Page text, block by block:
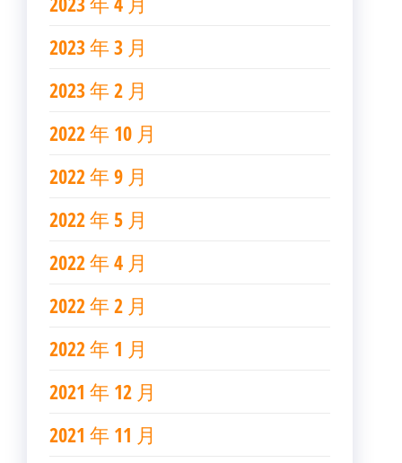
2023 年 3 月
2023 年 2 月
2022 年 10 月
2022 年 9 月
2022 年 5 月
2022 年 4 月
2022 年 2 月
2022 年 1 月
2021 年 12 月
2021 年 11 月